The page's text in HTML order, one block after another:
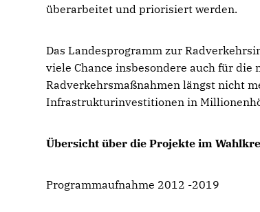
überarbeitet und priorisiert werden.
Das Landesprogramm zur
viele Chance insbesondere auch für
Radverkehrsmaßnahmen längst nicht
Infrastrukturinvestitionen in
Übersicht über die Projekte im
Programmaufnahme 2012 -2019